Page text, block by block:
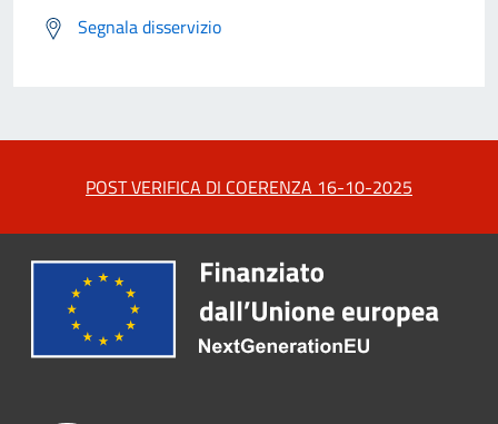
Segnala disservizio
POST VERIFICA DI COERENZA 16-10-2025